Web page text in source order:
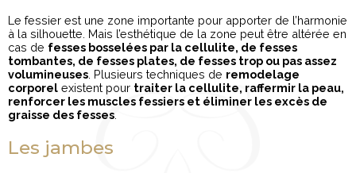
Le fessier est une zone importante pour apporter de l’harmonie
à la silhouette. Mais l’esthétique de la zone peut être altérée en
cas de fesses bosselées par la cellulite, de fesses
tombantes, de fesses plates, de fesses trop ou pas assez
volumineuses . Plusieurs techniques de remodelage
corporel existent pour traiter la cellulite, raffermir la peau,
renforcer les muscles fessiers et éliminer les excès de
graisse des fesses
Les jambes